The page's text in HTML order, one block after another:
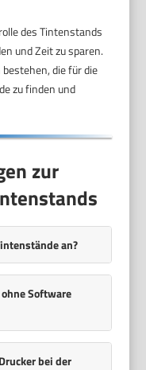
des Tintenstands
und Zeit zu sparen.
die für die
zu finden und
zur
an?
Software
bei der